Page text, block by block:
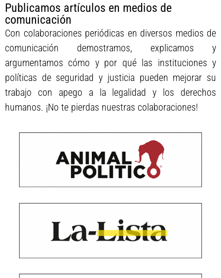
Publicamos artículos en medios de
comunicación
Con colaboraciones periódicas en diversos medios de
comunicación demostramos, explicamos y
argumentamos cómo y por qué las instituciones y
políticas de seguridad y justicia pueden mejorar su
trabajo con apego a la legalidad y los derechos
humanos. ¡No te pierdas nuestras colaboraciones!